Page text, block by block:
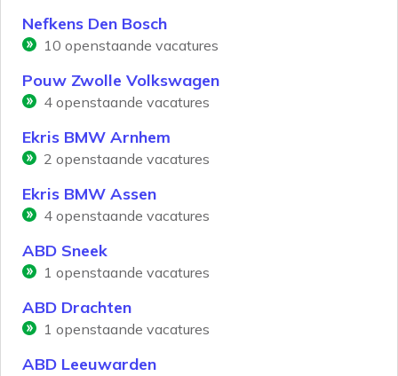
Nefkens Den Bosch
10 openstaande vacatures
Pouw Zwolle Volkswagen
4 openstaande vacatures
Ekris BMW Arnhem
2 openstaande vacatures
Ekris BMW Assen
4 openstaande vacatures
ABD Sneek
1 openstaande vacatures
ABD Drachten
1 openstaande vacatures
ABD Leeuwarden